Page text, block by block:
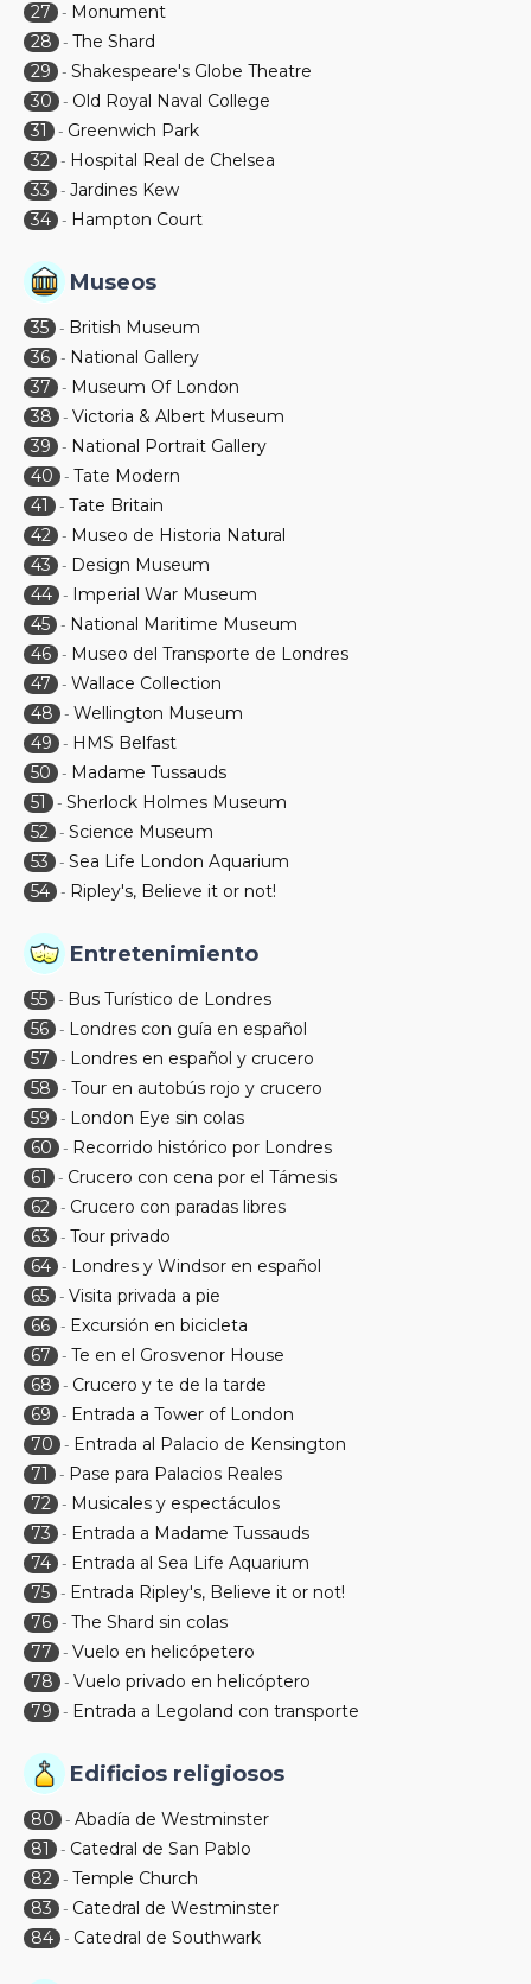
27
- Monument
28
- The Shard
29
- Shakespeare's Globe Theatre
30
- Old Royal Naval College
31
- Greenwich Park
32 - Hospital Real de Chelsea
33
- Jardines Kew
34 - Hampton Court
Museos
35 - British Museum
36 - National Gallery
37
- Museum Of London
38
- Victoria & Albert Museum
39
- National Portrait Gallery
40
- Tate Modern
41
- Tate Britain
42 - Museo de Historia Natural
43
- Design Museum
44 - Imperial War Museum
45 - National Maritime Museum
46 - Museo del Transporte de Londres
47
- Wallace Collection
48
- Wellington Museum
49
- HMS Belfast
50
- Madame Tussauds
51
- Sherlock Holmes Museum
52 - Science Museum
53
- Sea Life London Aquarium
54 - Ripley's, Believe it or not!
Entretenimiento
55 - Bus Turístico de Londres
56 - Londres con guía en español
57
- Londres en español y crucero
58
- Tour en autobús rojo y crucero
59
- London Eye sin colas
60
- Recorrido histórico por Londres
61
- Crucero con cena por el Támesis
62 - Crucero con paradas libres
63
- Tour privado
64 - Londres y Windsor en español
65 - Visita privada a pie
66 - Excursión en bicicleta
67
- Te en el Grosvenor House
68
- Crucero y te de la tarde
69
- Entrada a Tower of London
70
- Entrada al Palacio de Kensington
71
- Pase para Palacios Reales
72 - Musicales y espectáculos
73
- Entrada a Madame Tussauds
74 - Entrada al Sea Life Aquarium
75 - Entrada Ripley's, Believe it or not!
76 - The Shard sin colas
77
- Vuelo en helicópetero
78
- Vuelo privado en helicóptero
79
- Entrada a Legoland con transporte
Edificios religiosos
80 - Abadía de Westminster
81
- Catedral de San Pablo
82 - Temple Church
83
- Catedral de Westminster
84 - Catedral de Southwark